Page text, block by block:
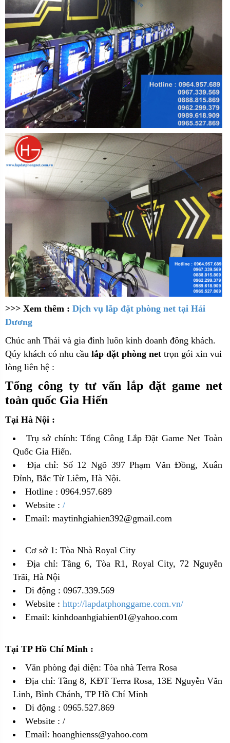
>>> Xem thêm : Dịch vụ lắp đặt phòng net tại Hải
Dương
Chúc anh Thái và gia đình luôn kinh doanh đông khách.
Qúy khách có nhu cầu lắp đặt phòng net trọn gói xin vui
lòng liên hệ :
Tổng công ty tư vấn lắp đặt game net
toàn quốc Gia Hiến
Tại Hà Nội :
Trụ sở chính: Tổng Công Lắp Đặt Game Net Toàn
Quốc Gia Hiến.
Địa chỉ: Số 12 Ngõ 397 Phạm Văn Đồng, Xuân
Đỉnh, Bắc Từ Liêm, Hà Nội.
Hotline : 0964.957.689
Website : /
Email: maytinhgiahien392@gmail.com
Cơ sở 1: Tòa Nhà Royal City
Địa chỉ: Tầng 6, Tòa R1, Royal City, 72 Nguyễn
Trãi, Hà Nội
Di động : 0967.339.569
Website : http://lapdatphonggame.com.vn/
Email: kinhdoanhgiahien01@yahoo.com
Tại TP Hồ Chí Minh :
Văn phòng đại diện: Tòa nhà Terra Rosa
Địa chỉ: Tầng 8, KĐT Terra Rosa, 13E Nguyễn Văn
Linh, Bình Chánh, TP Hồ Chí Minh
Di động : 0965.527.869
Website : /
Email: hoanghienss@yahoo.com